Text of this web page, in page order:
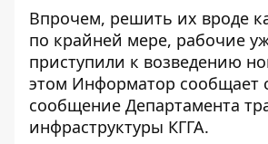
Впрочем, решить их вроде
по крайней мере, рабочие
приступили к возведению
этом Информатор сообщает
сообщение Департамента
инфраструктуры КГГА.